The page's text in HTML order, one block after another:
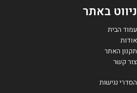
ניווט באתר
עמוד הבית
אודות
תקנון האתר
צור קשר
הסדרי נגישות